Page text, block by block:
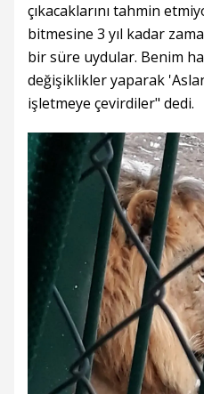
çıkacaklarını tahmin
bitmesine 3 yıl kadar
bir süre uydular. Benim
değişiklikler yaparak
işletmeye çevirdiler" dedi.